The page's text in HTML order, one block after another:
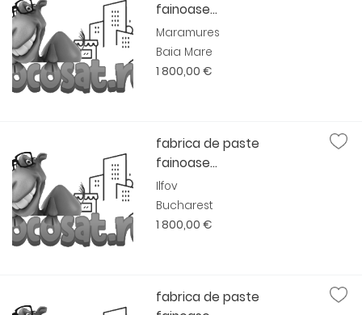
fainoase...
Maramures
Baia Mare
1 800,00 €
fabrica de paste
fainoase...
Ilfov
Bucharest
1 800,00 €
fabrica de paste